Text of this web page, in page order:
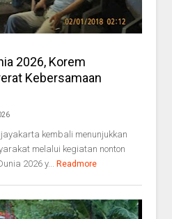
2026, Korem
Kebersamaan
kembali menunjukkan
melalui kegiatan nonton
2026 y... Readmore